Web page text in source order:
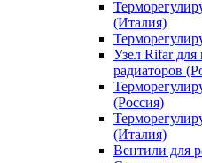
(Италия)
Узел Rifar
радиаторов
(Россия)
(Италия)
Вентили для